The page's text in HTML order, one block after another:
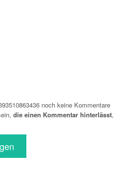
noch keine Kommentare
die einen Kommentar hinterlässt,